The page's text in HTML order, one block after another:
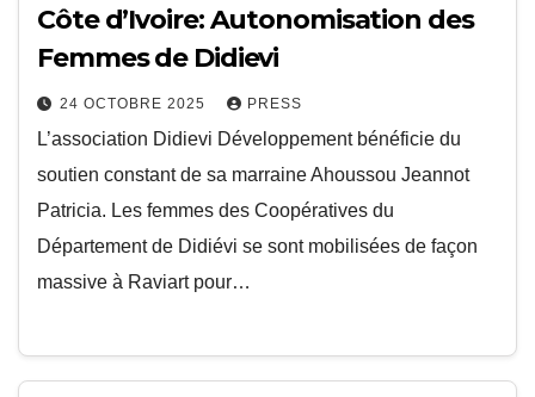
Côte d’Ivoire: Autonomisation des
Femmes de Didievi
24 OCTOBRE 2025 PRESS
L’association Didievi Développement bénéficie du
soutien constant de sa marraine Ahoussou Jeannot
Patricia. Les femmes des Coopératives du
Département de Didiévi se sont mobilisées de façon
massive à Raviart pour…